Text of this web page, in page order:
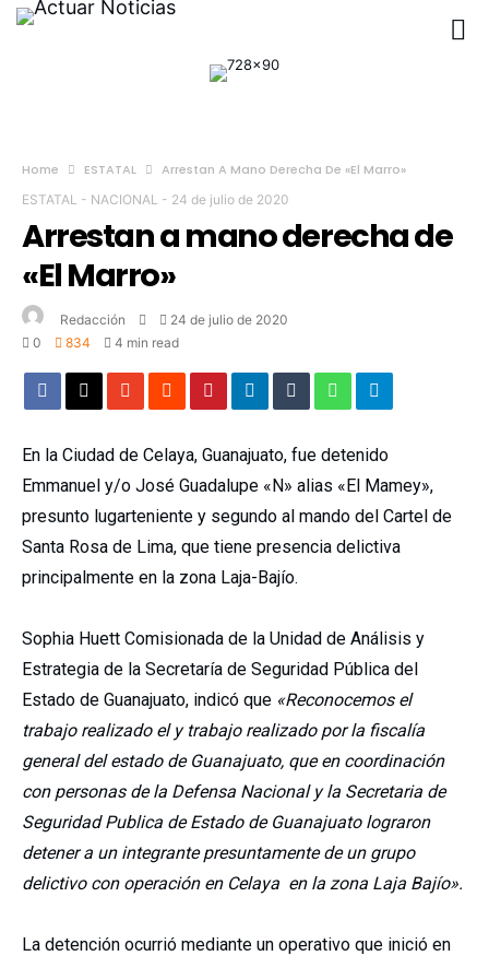
Home ESTATAL Arrestan A Mano Derecha De «El Marro»
ESTATAL - NACIONAL - 24 de julio de 2020
Arrestan a mano derecha de
«El Marro»
Redacción
24 de julio de 2020
0
834 4 min read
En la Ciudad de Celaya, Guanajuato, fue detenido
Emmanuel y/o José Guadalupe «N» alias «El Mamey»,
presunto lugarteniente y segundo al mando del Cartel de
Santa Rosa de Lima, que tiene presencia delictiva
principalmente en la zona Laja-Bajío.
Sophia Huett Comisionada de la Unidad de Análisis y
Estrategia de la Secretaría de Seguridad Pública del
Estado de Guanajuato, indicó que «Reconocemos el
trabajo realizado el y trabajo realizado por la fiscalía
general del estado de Guanajuato, que en coordinación
con personas de la Defensa Nacional y la Secretaria de
Seguridad Publica de Estado de Guanajuato lograron
detener a un integrante presuntamente de un grupo
delictivo con operación en Celaya en la zona Laja Bajío».
La detención ocurrió mediante un operativo que inició en